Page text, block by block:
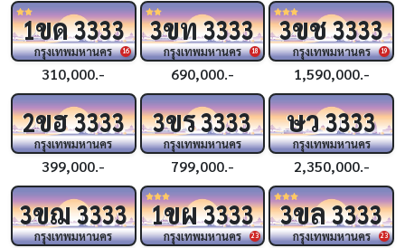
16
1ขด3333
กรุงเทพมหานคร
310,000.-
18
3ขท3333
กรุงเทพมหานคร
690,000.-
19
3ขช3333
กรุงเทพมหานคร
1,590,000.-
2ขฮ3333
กรุงเทพมหานคร
399,000.-
3ขร3333
กรุงเทพมหานคร
799,000.-
ษว3333
กรุงเทพมหานคร
2,350,000.-
3ขฌ3333
กรุงเทพมหานคร 23
1ขผ3333
กรุงเทพมหานคร 23
3ขล3333
กรุงเทพมหานคร